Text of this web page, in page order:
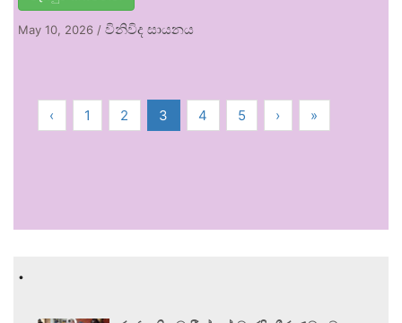
May 10, 2026 / විනිවිද සායනය
‹ 1 2 3 4 5 › »
.